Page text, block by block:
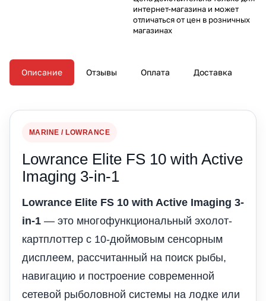
интернет-магазина и может
отличаться от цен в розничных
магазинах
Описание Отзывы Оплата Доставка
MARINE / LOWRANCE
Lowrance Elite FS 10 with Active
Imaging 3-in-1
Lowrance Elite FS 10 with Active Imaging 3-
in-1 — это многофункциональный эхолот-
картплоттер с 10-дюймовым сенсорным
дисплеем, рассчитанный на поиск рыбы,
навигацию и построение современной
сетевой рыболовной системы на лодке или